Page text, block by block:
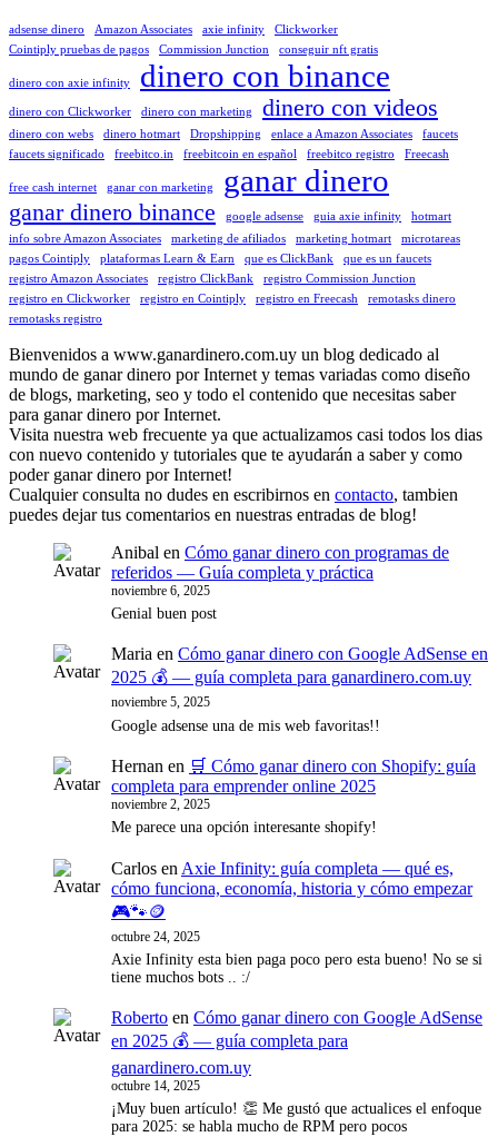
adsense dinero Amazon Associates axie infinity
Clickworker
Cointiply pruebas de pagos
Commission Junction conseguir nft gratis
dinero con axie infinity dinero con binance
dinero con Clickworker dinero con marketing dinero con videos
dinero con webs dinero hotmart Dropshipping enlace a Amazon Associates
faucets
faucets significado
freebitco.in freebitcoin en español freebitco registro Freecash
free cash internet ganar con marketing ganar dinero
ganar dinero binance google adsense guia axie infinity
hotmart
info sobre Amazon Associates
marketing de afiliados marketing hotmart
microtareas
pagos Cointiply
plataformas Learn & Earn que es ClickBank
que es un faucets
registro Amazon Associates
registro ClickBank
registro Commission Junction
registro en Clickworker
registro en Cointiply registro en Freecash
remotasks dinero
remotasks registro
Bienvenidos a www.ganardinero.com.uy un blog dedicado al
mundo de ganar dinero por Internet y temas variadas como diseño
de blogs, marketing, seo y todo el contenido que necesitas saber
para ganar dinero por Internet.
Visita nuestra web frecuente ya que actualizamos casi todos los dias
con nuevo contenido y tutoriales que te ayudarán a saber y como
poder ganar dinero por Internet!
Cualquier consulta no dudes en escribirnos en contacto, tambien
puedes dejar tus comentarios en nuestras entradas de blog!
Anibal en Cómo ganar dinero con programas de
referidos — Guía completa y práctica
noviembre 6, 2025
Genial buen post
Maria en Cómo ganar dinero con Google AdSense en
2025 💰 — guía completa para ganardinero.com.uy
noviembre 5, 2025
Google adsense una de mis web favoritas!!
Hernan en 🛒 Cómo ganar dinero con Shopify: guía
completa para emprender online 2025
noviembre 2, 2025
Me parece una opción interesante shopify!
Carlos en Axie Infinity: guía completa — qué es,
cómo funciona, economía, historia y cómo empezar
🎮🐾🪙
octubre 24, 2025
Axie Infinity esta bien paga poco pero esta bueno! No se si
tiene muchos bots .. :/
Roberto en Cómo ganar dinero con Google AdSense
en 2025 💰 — guía completa para
ganardinero.com.uy
octubre 14, 2025
¡Muy buen artículo! 👏 Me gustó que actualices el enfoque
para 2025: se habla mucho de RPM pero pocos